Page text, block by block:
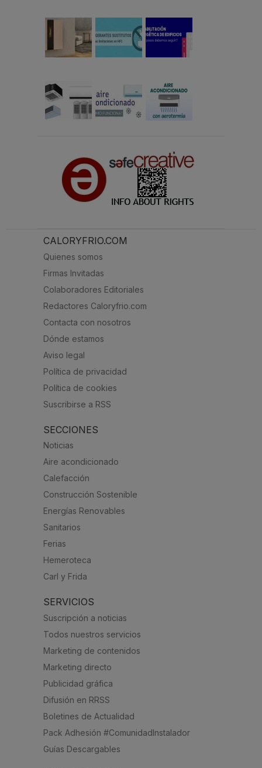
CALORYFRIO.COM
Quienes somos
Firmas Invitadas
Colaboradores Editoriales
Redactores Caloryfrio.com
Contacta con nosotros
Dónde estamos
Aviso legal
Política de privacidad
Política de cookies
Suscribirse a RSS
SECCIONES
Noticias
Aire acondicionado
Calefacción
Construcción Sostenible
Energías Renovables
Sanitarios
Ferias
Hemeroteca
Carl y Frida
SERVICIOS
Suscripción a noticias
Todos nuestros servicios
Marketing de contenidos
Marketing directo
Publicidad gráfica
Difusión en RRSS
Boletines de Actualidad
Pack Adhesión #ComunidadInstalador
Guías Descargables